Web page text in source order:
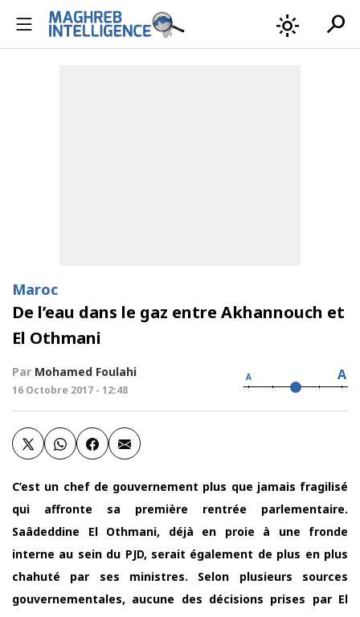
light_mode search
Maroc
De l’eau dans le gaz entre Akhannouch et
El Othmani
Par Mohamed Foulahi
16 Octobre 2017 - 12:48
A A
C’est un chef de gouvernement plus que jamais fragilisé
qui affronte sa première rentrée parlementaire.
Saâdeddine El Othmani, déjà en proie à une fronde
interne au sein du PJD, serait également de plus en plus
chahuté par ses ministres. Selon plusieurs sources
gouvernementales, aucune des décisions prises par El